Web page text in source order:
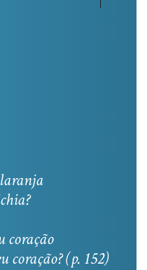
coração
coração? (p. 152)